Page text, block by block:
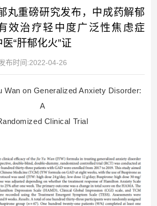
丸重磅研究发布，中成药解郁
效治疗轻中度广泛性焦虑症
医“肝郁化火”证
布时间:2022-04-26
Wan on Generalized Anxiety Disorder:
A
Clinical Trial